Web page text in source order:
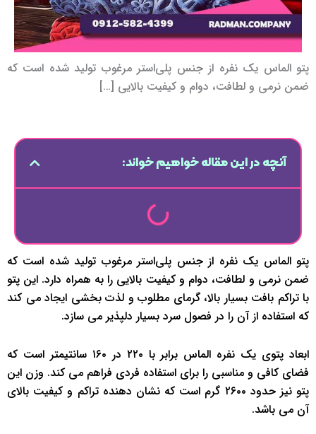
پتو الماس یک نفره از جنس پلی‌استر مرغوب تولید شده است که
ضمن نرمی و لطافت، دوام و کیفیت بالایی […]
آنچه در این مقاله خواهیم خواند:
پتو الماس یک نفره از جنس پلی‌استر مرغوب تولید شده است که
ضمن نرمی و لطافت، دوام و کیفیت بالایی را به همراه دارد. این پتو
با تراکم بافت بسیار بالا، گرمای مطلوب و لذت ‌بخشی ایجاد می ‌کند
که استفاده از آن را در فصول سرد بسیار دلپذیر می ‌سازد.
ابعاد پتوی یک نفره الماس برابر با ۲۲۰ در ۱۶۰ سانتیمتر است که
فضای کافی و مناسبی را برای استفاده فردی فراهم می ‌کند. وزن این
پتو نیز حدود ۲۶۰۰ گرم است که نشان‌ دهنده تراکم و کیفیت بالای
آن می ‌باشد.